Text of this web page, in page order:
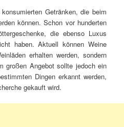
Getränken, die beim
können. Schon vor hunderten
die ebenso Luxus
haben. Aktuell können Weine
erhalten werden, sondern
großen Angebot sollte jedoch ein
Dingen erkannt werden,
gekauft wird.